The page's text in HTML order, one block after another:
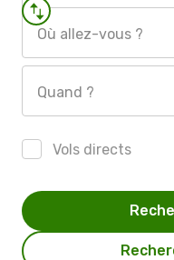
Où allez-vous ?
Quand ?
Vols directs